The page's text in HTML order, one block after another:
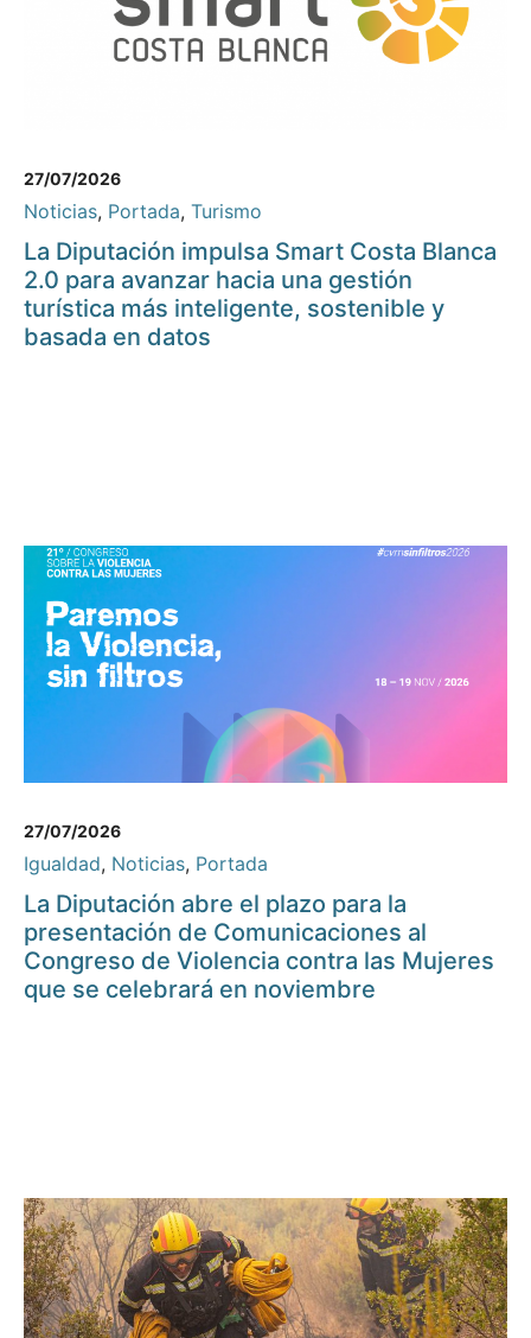
27/07/2026
Noticias, Portada, Turismo
La Diputación impulsa Smart Costa Blanca
2.0 para avanzar hacia una gestión
turística más inteligente, sostenible y
basada en datos
27/07/2026
Igualdad, Noticias, Portada
La Diputación abre el plazo para la
presentación de Comunicaciones al
Congreso de Violencia contra las Mujeres
que se celebrará en noviembre